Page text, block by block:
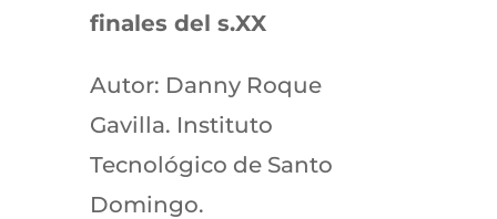
finales del s.XX
Autor: Danny Roque
Gavilla. Instituto
Tecnológico de Santo
Domingo.